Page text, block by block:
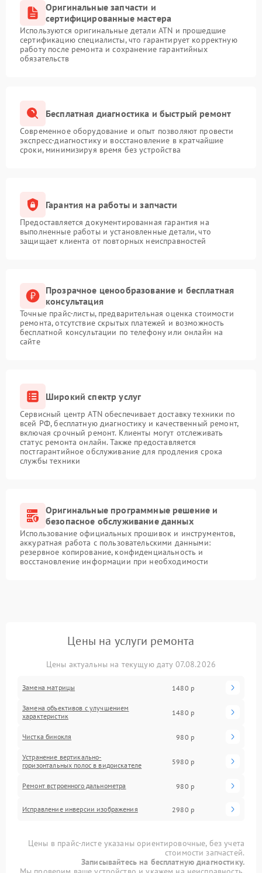
Оригинальные запчасти и
сертифицированные мастера
Используются оригинальные детали ATN и прошедшие
сертификацию специалисты, что гарантирует корректную
работу после ремонта и сохранение гарантийных
обязательств
Бесплатная диагностика и быстрый ремонт
Современное оборудование и опыт позволяют провести
экспресс-диагностику и восстановление в кратчайшие
сроки, минимизируя время без устройства
Гарантия на работы и запчасти
Предоставляется документированная гарантия на
выполненные работы и установленные детали, что
защищает клиента от повторных неисправностей
Прозрачное ценообразование и бесплатная
консультация
Точные прайс-листы, предварительная оценка стоимости
ремонта, отсутствие скрытых платежей и возможность
бесплатной консультации по телефону или онлайн на
сайте
Широкий спектр услуг
Сервисный центр ATN обеспечивает доставку техники по
всей РФ, бесплатную диагностику и качественный ремонт,
включая срочный ремонт. Клиенты могут отслеживать
статус ремонта онлайн. Также предоставляется
постгарантийное обслуживание для продления срока
службы техники
Оригинальные программные решение и
безопасное обслуживание данных
Использование официальных прошивок и инструментов,
аккуратная работа с пользовательскими данными:
резервное копирование, конфиденциальность и
восстановление информации при необходимости
Цены на услуги ремонта
Цены актуальны на текущую дату 07.08.2026
Замена матрицы 1480 р
Замена объективов с улучшением
характеристик
1480 р
Чистка бинокля 980 р
Устранение вертикально-
горизонтальных полос в видоискателе
5980 р
Ремонт встроенного дальнометра 980 р
Исправление инверсии изображения 2980 р
Цены в прайс-листе указаны ориентировочные, без учета
стоимости запчастей.
Записывайтесь на бесплатную диагностику.